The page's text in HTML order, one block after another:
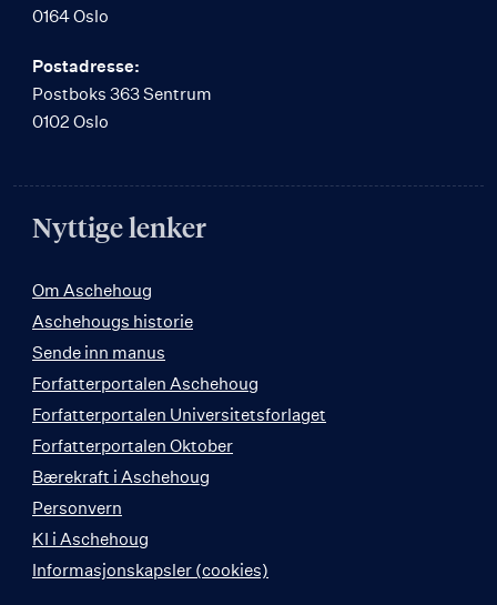
0164 Oslo
Postadresse:
Postboks 363 Sentrum
0102 Oslo
Nyttige lenker
Om Aschehoug
Aschehougs historie
Sende inn manus
Forfatterportalen Aschehoug
Forfatterportalen Universitetsforlaget
Forfatterportalen Oktober
Bærekraft i Aschehoug
Personvern
KI i Aschehoug
Informasjonskapsler (cookies)